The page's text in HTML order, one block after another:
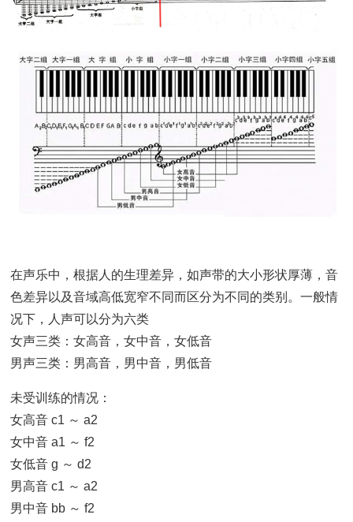
在声乐中，根据人的生理差异，如声带的大小形状厚薄，音
色差异以及音域高低宽窄不同而区分为不同的类别。一般情
况下，人声可以分为六类
女声三类：女高音，女中音，女低音
男声三类：男高音，男中音，男低音
未受训练的情况：
女高音 c1 ～ a2
女中音 a1 ～ f2
女低音 g ～ d2
男高音 c1 ～ a2
男中音 bb ～ f2